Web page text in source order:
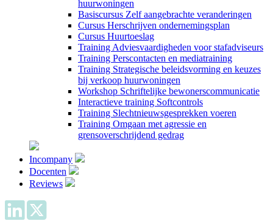
huurwoningen
Basiscursus Zelf aangebrachte veranderingen
Cursus Herschrijven ondernemingsplan
Cursus Huurtoeslag
Training Adviesvaardigheden voor stafadviseurs
Training Perscontacten en mediatraining
Training Strategische beleidsvorming en keuzes
bij verkoop huurwoningen
Workshop Schriftelijke bewonerscommunicatie
Interactieve training Softcontrols
Training Slechtnieuwsgesprekken voeren
Training Omgaan met agressie en
grensoverschrijdend gedrag
Incompany
Docenten
Reviews